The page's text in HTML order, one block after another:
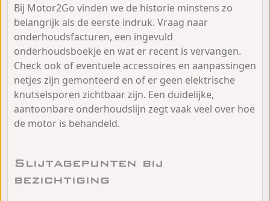
Bij Motor2Go vinden we de historie minstens zo
belangrijk als de eerste indruk. Vraag naar
onderhoudsfacturen, een ingevuld
onderhoudsboekje en wat er recent is vervangen.
Check ook of eventuele accessoires en aanpassingen
netjes zijn gemonteerd en of er geen elektrische
knutselsporen zichtbaar zijn. Een duidelijke,
aantoonbare onderhoudslijn zegt vaak veel over hoe
de motor is behandeld.
Slijtagepunten bij
bezichtiging